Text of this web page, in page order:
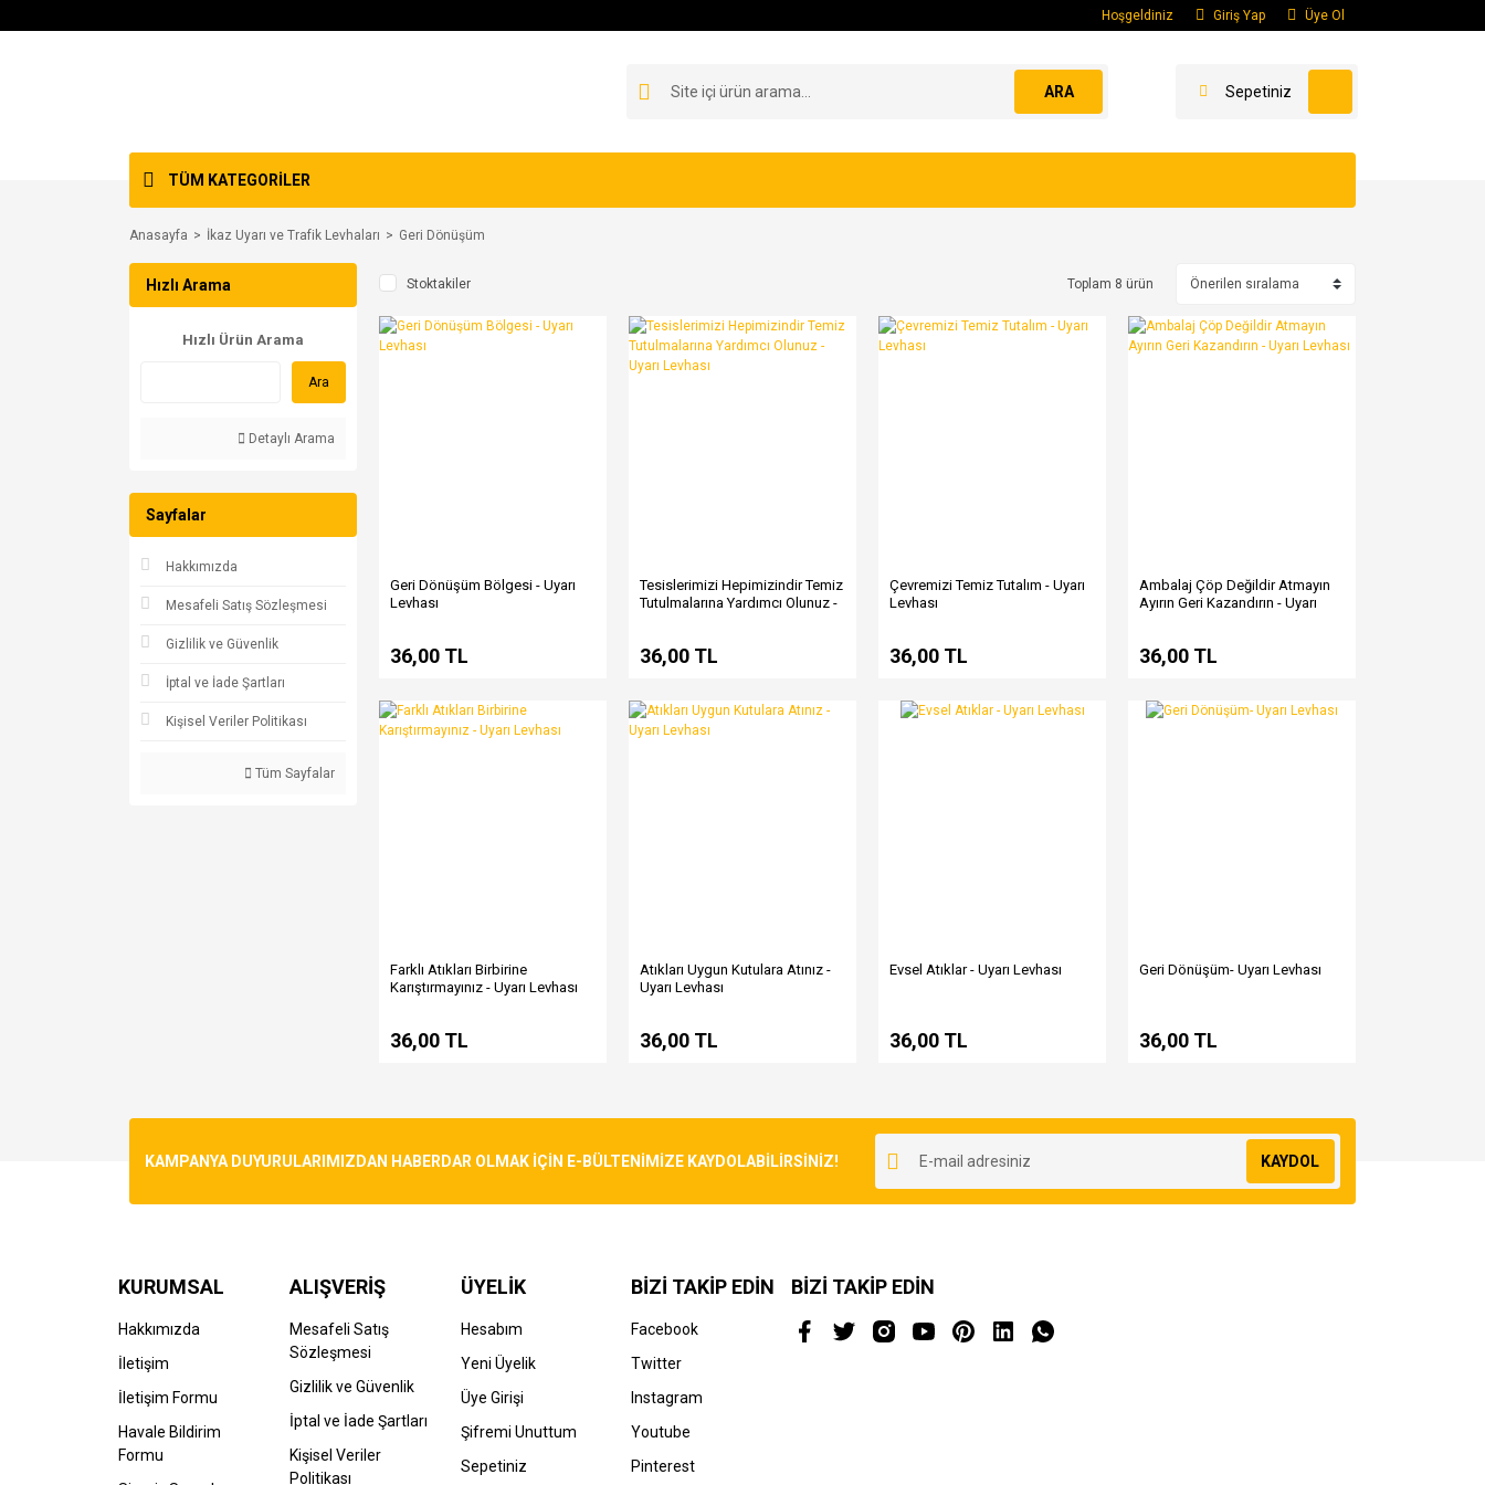
Hoşgeldiniz Giriş Yap Üye Ol
ARA Sepetiniz
TÜM KATEGORİLER
Anasayfa İkaz Uyarı ve Trafik Levhaları Geri Dönüşüm
Hızlı Arama
Hızlı Ürün Arama
Ara
Detaylı Arama
Sayfalar
Hakkımızda
Mesafeli Satış Sözleşmesi
Gizlilik ve Güvenlik
İptal ve İade Şartları
Kişisel Veriler Politikası
Tüm Sayfalar
Stoktakiler Toplam 8 ürün
Geri Dönüşüm Bölgesi - Uyarı
Levhası
36,00 TL
Tesislerimizi Hepimizindir Temiz
Tutulmalarına Yardımcı Olunuz -
36,00 TL
Çevremizi Temiz Tutalım - Uyarı
Levhası
36,00 TL
Ambalaj Çöp Değildir Atmayın
Ayırın Geri Kazandırın - Uyarı
36,00 TL
Farklı Atıkları Birbirine
Karıştırmayınız - Uyarı Levhası
36,00 TL
Atıkları Uygun Kutulara Atınız -
Uyarı Levhası
36,00 TL
Evsel Atıklar - Uyarı Levhası
36,00 TL
Geri Dönüşüm- Uyarı Levhası
36,00 TL
KAMPANYA DUYURULARIMIZDAN HABERDAR OLMAK İÇİN E-BÜLTENİMİZE KAYDOLABİLİRSİNİZ! KAYDOL
KURUMSAL
Hakkımızda
İletişim
İletişim Formu
Havale Bildirim
Formu
ALIŞVERİŞ
Mesafeli Satış
Sözleşmesi
Gizlilik ve Güvenlik
İptal ve İade Şartları
Kişisel Veriler
Politikası
ÜYELİK
Hesabım
Yeni Üyelik
Üye Girişi
Şifremi Unuttum
Sepetiniz
BİZİ TAKİP EDİN
Facebook
Twitter
Instagram
Youtube
Pinterest
BİZİ TAKİP EDİN